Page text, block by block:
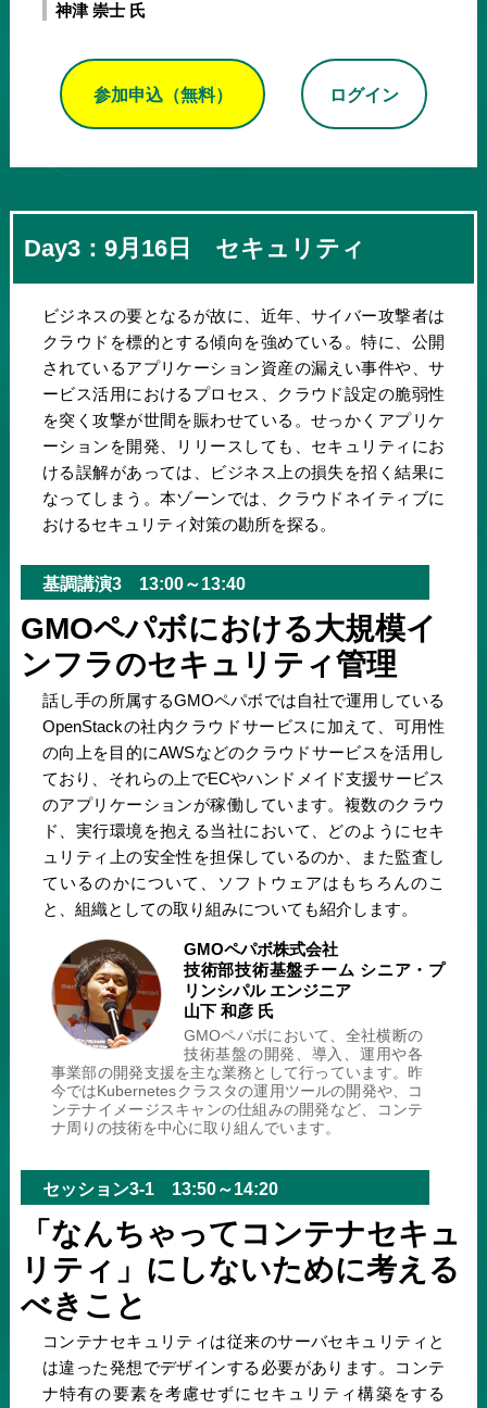
神津 崇士 氏
参加申込（無料） ログイン
Day3：9月16日 セキュリティ
ビジネスの要となるが故に、近年、サイバー攻撃者は
クラウドを標的とする傾向を強めている。特に、公開
されているアプリケーション資産の漏えい事件や、サ
ービス活用におけるプロセス、クラウド設定の脆弱性
を突く攻撃が世間を賑わせている。せっかくアプリケ
ーションを開発、リリースしても、セキュリティにお
ける誤解があっては、ビジネス上の損失を招く結果に
なってしまう。本ゾーンでは、クラウドネイティブに
おけるセキュリティ対策の勘所を探る。
基調講演3 13:00～13:40
GMOペパボにおける大規模イ
ンフラのセキュリティ管理
話し手の所属するGMOペパボでは自社で運用している
OpenStackの社内クラウドサービスに加えて、可用性
の向上を目的にAWSなどのクラウドサービスを活用し
ており、それらの上でECやハンドメイド支援サービス
のアプリケーションが稼働しています。複数のクラウ
ド、実行環境を抱える当社において、どのようにセキ
ュリティ上の安全性を担保しているのか、また監査し
ているのかについて、ソフトウェアはもちろんのこ
と、組織としての取り組みについても紹介します。
GMOペパボ株式会社
技術部技術基盤チーム シニア・プ
リンシパル エンジニア
山下 和彦 氏
GMOペパボにおいて、全社横断の
技術基盤の開発、導入、運用や各
事業部の開発支援を主な業務として行っています。昨
今ではKubernetesクラスタの運用ツールの開発や、コ
ンテナイメージスキャンの仕組みの開発など、コンテ
ナ周りの技術を中心に取り組んでいます。
セッション3-1 13:50～14:20
「なんちゃってコンテナセキュ
リティ」にしないために考える
べきこと
コンテナセキュリティは従来のサーバセキュリティと
は違った発想でデザインする必要があります。コンテ
ナ特有の要素を考慮せずにセキュリティ構築をする